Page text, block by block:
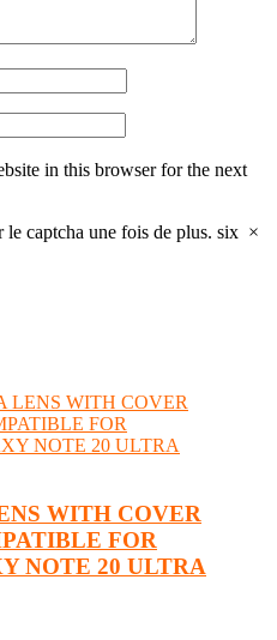
in this browser for the next
captcha une fois de plus. six ×
WITH COVER
FOR
NOTE 20 ULTRA